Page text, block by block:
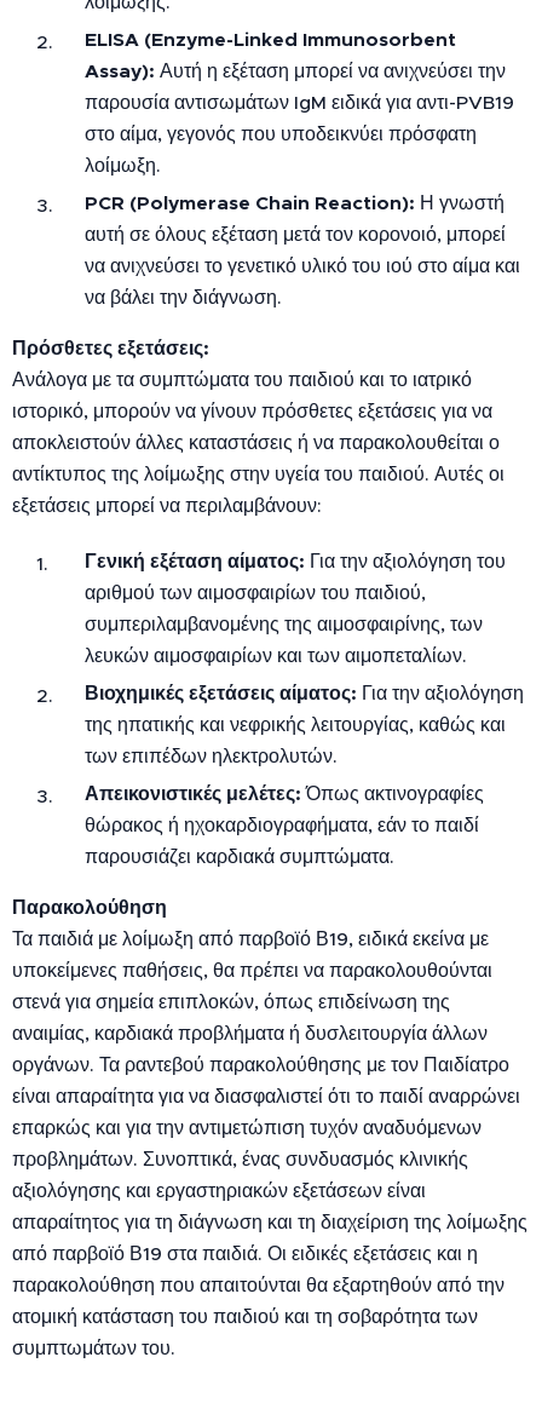
ELISA (Enzyme-Linked Immunosorbent
Assay): Αυτή η εξέταση μπορεί να ανιχνεύσει την
παρουσία αντισωμάτων IgM ειδικά για αντι-PVB19
στο αίμα, γεγονός που υποδεικνύει πρόσφατη
λοίμωξη.
PCR (Polymerase Chain Reaction): Η γνωστή
αυτή σε όλους εξέταση μετά τον κορονοιό, μπορεί
να ανιχνεύσει το γενετικό υλικό του ιού στο αίμα και
να βάλει την διάγνωση.
Πρόσθετες εξετάσεις:
Ανάλογα με τα συμπτώματα του παιδιού και το ιατρικό
ιστορικό, μπορούν να γίνουν πρόσθετες εξετάσεις για να
αποκλειστούν άλλες καταστάσεις ή να παρακολουθείται ο
αντίκτυπος της λοίμωξης στην υγεία του παιδιού. Αυτές οι
εξετάσεις μπορεί να περιλαμβάνουν:
Γενική εξέταση αίματος: Για την αξιολόγηση του
αριθμού των αιμοσφαιρίων του παιδιού,
συμπεριλαμβανομένης της αιμοσφαιρίνης, των
λευκών αιμοσφαιρίων και των αιμοπεταλίων.
Βιοχημικές εξετάσεις αίματος: Για την αξιολόγηση
της ηπατικής και νεφρικής λειτουργίας, καθώς και
των επιπέδων ηλεκτρολυτών.
Απεικονιστικές μελέτες: Όπως ακτινογραφίες
θώρακος ή ηχοκαρδιογραφήματα, εάν το παιδί
παρουσιάζει καρδιακά συμπτώματα.
Παρακολούθηση
Τα παιδιά με λοίμωξη από παρβοϊό Β19, ειδικά εκείνα με
υποκείμενες παθήσεις, θα πρέπει να παρακολουθούνται
στενά για σημεία επιπλοκών, όπως επιδείνωση της
αναιμίας, καρδιακά προβλήματα ή δυσλειτουργία άλλων
οργάνων. Τα ραντεβού παρακολούθησης με τον Παιδίατρο
είναι απαραίτητα για να διασφαλιστεί ότι το παιδί αναρρώνει
επαρκώς και για την αντιμετώπιση τυχόν αναδυόμενων
προβλημάτων. Συνοπτικά, ένας συνδυασμός κλινικής
αξιολόγησης και εργαστηριακών εξετάσεων είναι
απαραίτητος για τη διάγνωση και τη διαχείριση της λοίμωξης
από παρβοϊό Β19 στα παιδιά. Οι ειδικές εξετάσεις και η
παρακολούθηση που απαιτούνται θα εξαρτηθούν από την
ατομική κατάσταση του παιδιού και τη σοβαρότητα των
συμπτωμάτων του.